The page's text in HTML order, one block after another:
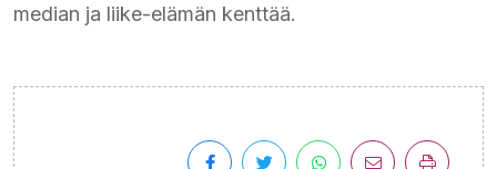
median ja liike-elämän kenttää.​